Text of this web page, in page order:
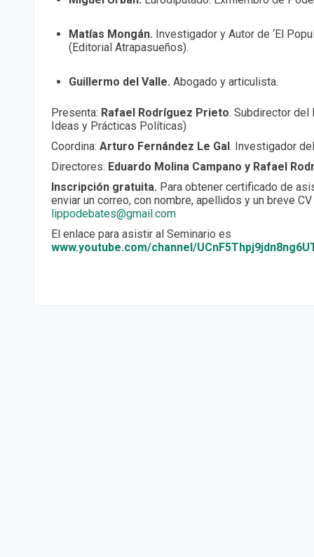
Matías Mongán. Investigador y Autor de ‘El
(Editorial Atrapasueños).
Guillermo del Valle. Abogado y articulista.
Presenta: Rafael Rodríguez Prieto. Subdirector del
Ideas y Prácticas Políticas)
Coordina: Arturo Fernández Le Gal . Investigador
Directores: Eduardo Molina Campano y Rafael
Inscripción gratuita. Para obtener certificado de
enviar un correo, con nombre, apellidos y un breve
lippodebates@gmail.com
El enlace para asistir al Seminario es
www.youtube.com/channel/